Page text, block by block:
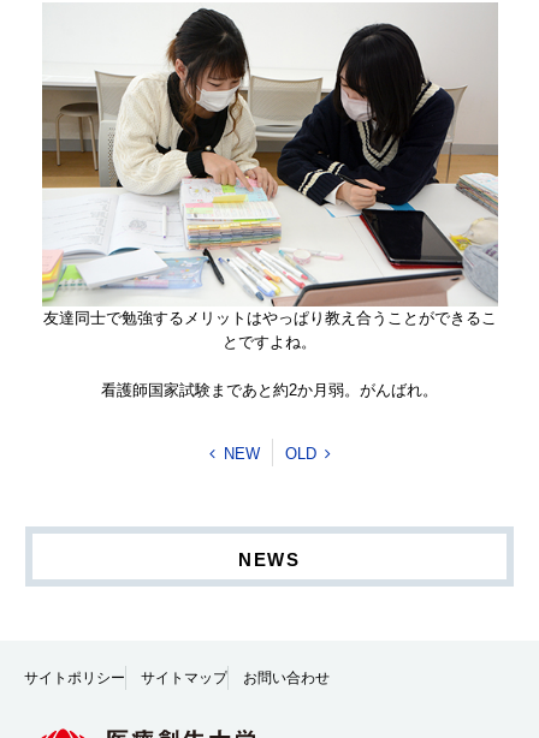
友達同士で勉強するメリットはやっぱり教え合うことができるこ
とですよね。
看護師国家試験まであと約2か月弱。がんばれ。
NEW OLD
NEWS
サイトポリシー サイトマップ お問い合わせ